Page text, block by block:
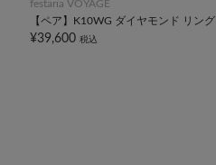
festaria VOYAGE
【ペア】K10WG ダイヤモンド リング
¥39,600 税込